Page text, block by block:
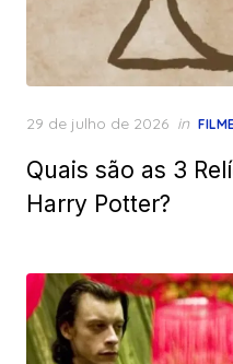
Posted
29 de julho de 2026 in
Quais são as 3
Harry Potter?